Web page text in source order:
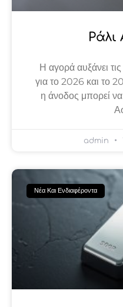
Η αγορά αυξάνει
για το 2026 και το
η άνοδος μπορεί να
admin
Νέα Και Ενδιαφέροντα